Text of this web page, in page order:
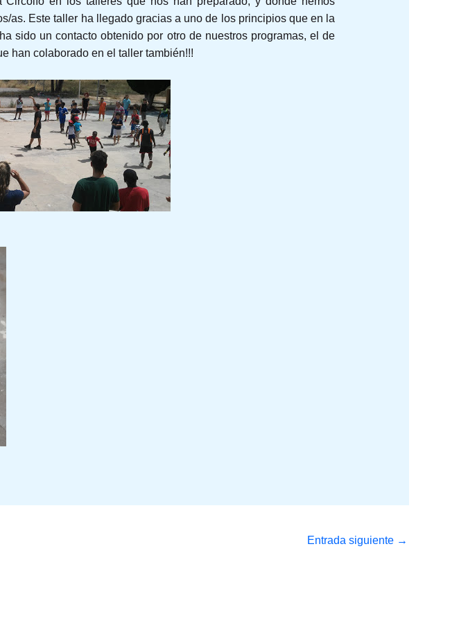
as. Este taller ha llegado gracias a uno de los principios que en la
sido un contacto obtenido por otro de nuestros programas, el de
han colaborado en el taller también!!!
Entrada siguiente →